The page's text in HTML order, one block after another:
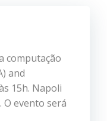
computação
and
15h. Napoli
O evento será